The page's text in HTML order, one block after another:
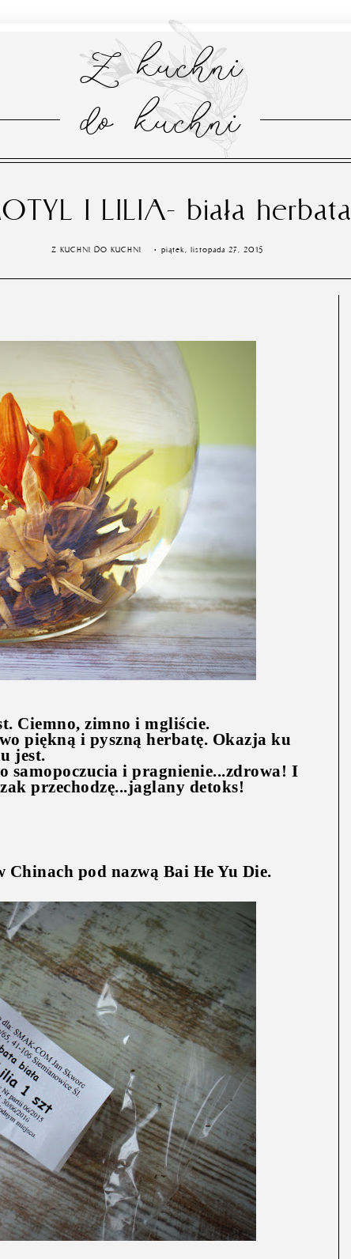
Z kuchni
do kuchni
I LILIA- biała herbata
Z KUCHNI DO KUCHNI piątek, listopada 27, 2015
Ciemno, zimno i mgliście.
piękną i pyszną herbatę. Okazja ku
jest.
samopoczucia i pragnienie...zdrowa! I
przechodzę...jaglany detoks!
Chinach pod nazwą Bai He Yu Die.